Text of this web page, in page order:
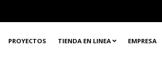
PROYECTOS TIENDA EN LINEA EMPRESA